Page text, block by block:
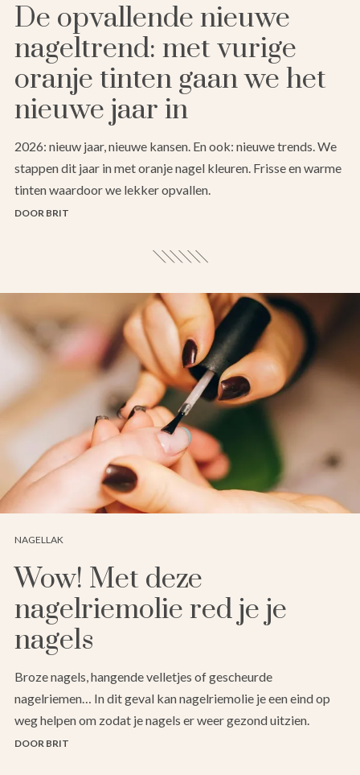
De opvallende nieuwe
nageltrend: met vurige
oranje tinten gaan we het
nieuwe jaar in
2026: nieuw jaar, nieuwe kansen. En ook: nieuwe trends. We
stappen dit jaar in met oranje nagel kleuren. Frisse en warme
tinten waardoor we lekker opvallen.
DOOR BRIT
NAGELLAK
Wow! Met deze
nagelriemolie red je je
nagels
Broze nagels, hangende velletjes of gescheurde
nagelriemen… In dit geval kan nagelriemolie je een eind op
weg helpen om zodat je nagels er weer gezond uitzien.
DOOR BRIT